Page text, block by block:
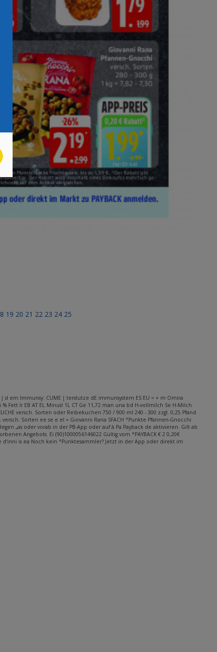
19 20 21 22 23 24 25
em Immunsy: CUME | terstutze dE immunsystem ES EU = + m Omira
Fett Ir EB AT EL Minus! 1L CT Ge 11,72 man una bd H-vollmilch Se H-Milch
versch. Sorten oder Reibekuchen 750 / 900 ml 240 - 300 zzgl. 0,25 Pfand
Sorten ee se e el = Giovanni Rana SFACH °Punkte Pfannen-Gnocchi
„as oder vorab in der PB-App oder auf à Pa Payback de aktivieren. Gilt ab
Angebots. Ei (90)1000056146022 Gültig vom °PAYBACK € 2 0,20€
d'inni is ea Noch kein °Punktesammler? Jetzt in der App oder direkt im